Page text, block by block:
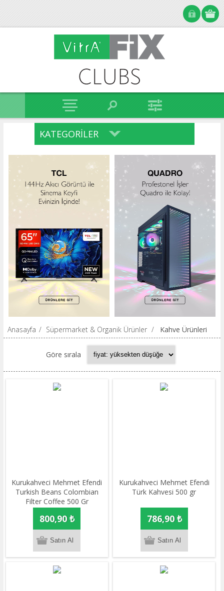
KATEGORILER
Anasayfa / Süpermarket & Organik Ürünler / Kahve Ürünleri
Göre sırala
Kurukahveci Mehmet Efendi
Turkish Beans Colombian
Filter Coffee 500 Gr
800,90 ₺
Kurukahveci Mehmet Efendi
Türk Kahvesi 500 gr
786,90 ₺